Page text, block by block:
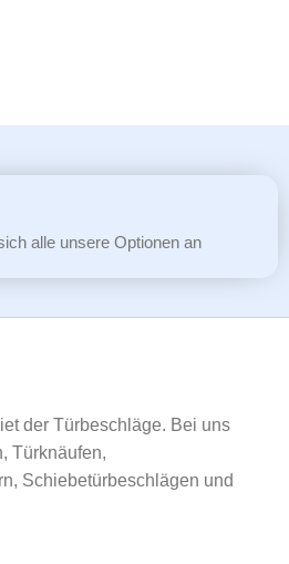
alle unsere Optionen an
der Türbeschläge. Bei uns
Türknäufen,
Schiebetürbeschlägen und